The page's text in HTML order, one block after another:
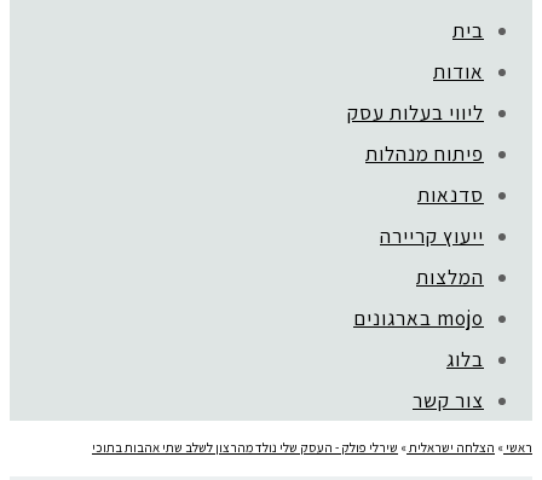
בית
אודות
ליווי בעלות עסק
פיתוח מנהלות
סדנאות
ייעוץ קריירה
המלצות
mojo בארגונים
בלוג
צור קשר
ראשי » הצלחה ישראלית» שירלי פולק - העסק שלי נולד מהרצון לשלב שתי אהבות בתוכי
קהילת סלוניקי 1, תל אביב |
© כל הזכויות שמורות לגלית שול |
נסטיה פייביש| ביצוע:zivuch